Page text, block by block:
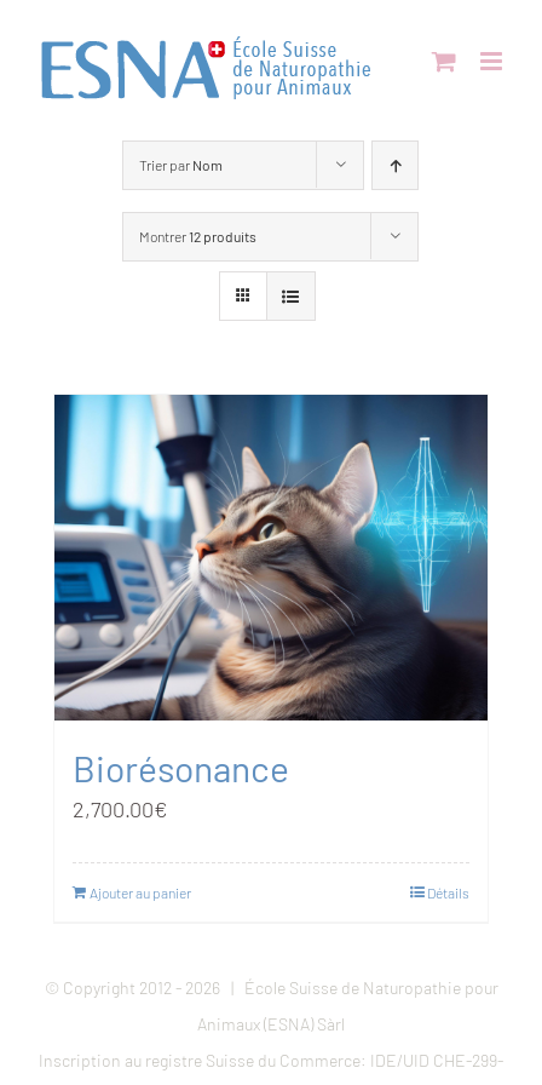
contenu
Trier par Nom
Montrer 12 produits
Biorésonance
2,700.00€
Ajouter au panier Détails
© Copyright 2012 - 2026 | École Suisse de Naturopathie pour
Animaux (ESNA) Sàrl
Inscription au registre Suisse du Commerce: IDE/UID CHE-299-